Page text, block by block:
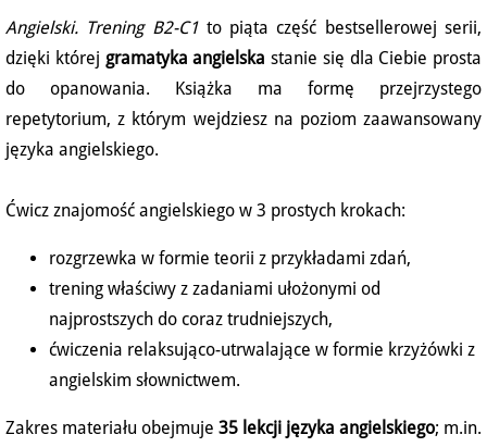
Angielski. Trening B2-C1to piąta część bestsellerowej serii,
dzięki której gramatyka angielska stanie się dla Ciebie prosta
do opanowania. Książka ma formę przejrzystego
repetytorium, z którym wejdziesz na poziom zaawansowany
języka angielskiego.
Ćwicz znajomość angielskiego w 3 prostych krokach:
rozgrzewka w formie teorii z przykładami zdań,
trening właściwy z zadaniami ułożonymi od
najprostszych do coraz trudniejszych,
ćwiczenia relaksująco-utrwalające w formie krzyżówki z
angielskim słownictwem.
Zakres materiału obejmuje 35 lekcji języka angielskiego; m.in.